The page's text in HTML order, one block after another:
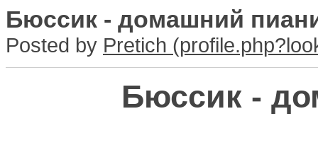
Бюссик - домашний
Posted by Pretich
Бюссик -